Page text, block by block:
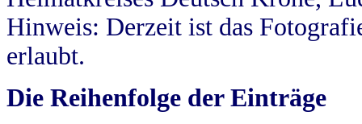
Hinweis: Derzeit ist das
erlaubt.
Die Reihenfolge der Einträge